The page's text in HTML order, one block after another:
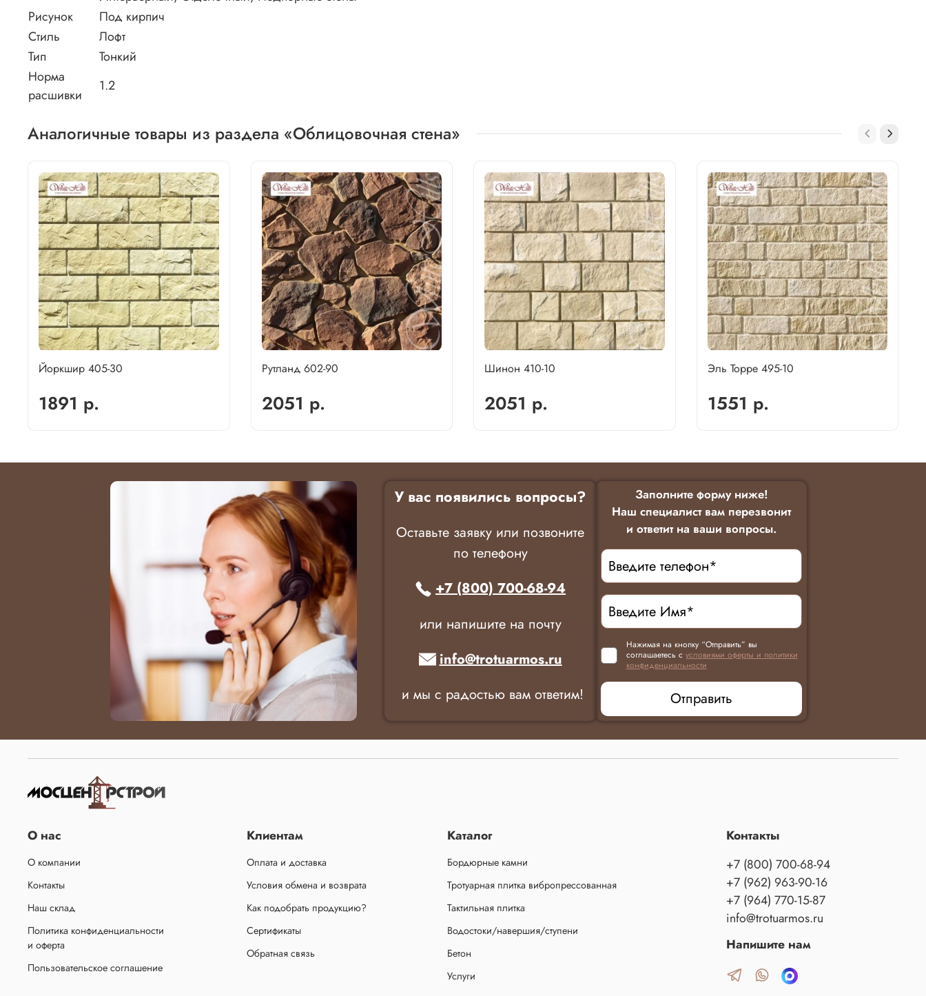
Рисунок
Под кирпич
Стиль
Лофт
Тип
Тонкий
Норма
расшивки
1.2
Аналогичные товары из раздела «Облицовочная стена»
Йоркшир 405-30
1891 р.
Рутланд 602-90
2051 р.
Шинон 410-10
2051 р.
Эль Торре 495-10
1551 р.
У вас появились вопросы?
Оставьте заявку или позвоните
по телефону
+7 (800) 700-68-94
или напишите на почту
info@trotuarmos.ru
и мы с радостью вам ответим!
Заполните форму ниже!
Наш специалист вам перезвонит
и ответит на ваши вопросы.
Нажимая на кнопку “Отправить” вы
соглашаетесь с условиями оферты и политики
конфиденциальности
Отправить
О нас
О компании
Контакты
Наш склад
Политика конфиденциальности
и оферта
Пользовательское соглашение
Клиентам
Оплата и доставка
Условия обмена и возврата
Как подобрать продукцию?
Сертификаты
Обратная связь
Каталог
Бордюрные камни
Тротуарная плитка вибропрессованная
Тактильная плитка
Водостоки/навершия/ступени
Бетон
Услуги
Контакты
+7 (800) 700-68-94
+7 (962) 963-90-16
+7 (964) 770-15-87
info@trotuarmos.ru
Напишите нам